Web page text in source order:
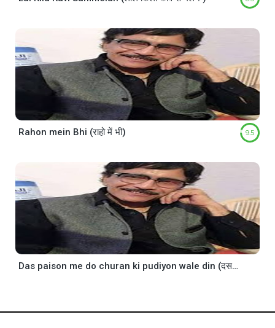
Rahon mein Bhi (राहो में भी) 9.5
Das paison me do churan ki pudiyon wale din (दस पैसे में चूरन की दो पुड़ियों वाले दिन)